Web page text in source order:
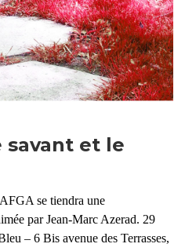
savant et le
se tiendra une
par Jean-Marc Azerad. 29
– 6 Bis avenue des Terrasses,